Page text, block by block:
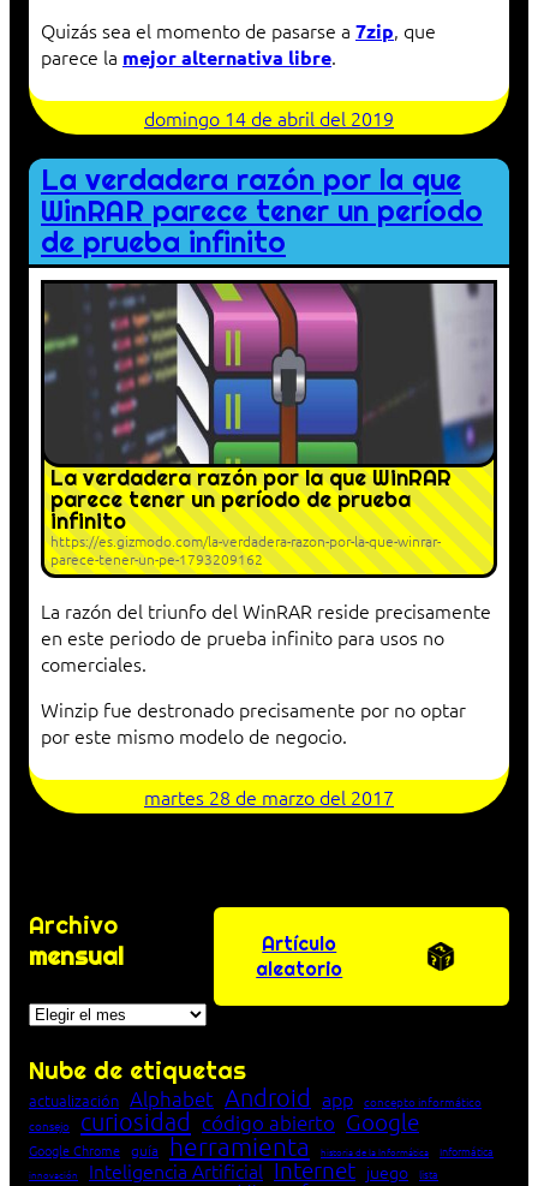
Quizás sea el momento de pasarse a 7zip, que
parece la mejor alternativa libre.
domingo 14 de abril del 2019
La verdadera razón por la que
WinRAR parece tener un período
de prueba infinito
La verdadera razón por la que WinRAR
parece tener un período de prueba
infinito
https://es.gizmodo.com/la-verdadera-razon-por-la-que-winrar-
parece-tener-un-pe-1793209162
La razón del triunfo del WinRAR reside precisamente
en este periodo de prueba infinito para usos no
comerciales.
Winzip fue destronado precisamente por no optar
por este mismo modelo de negocio.
martes 28 de marzo del 2017
Archivo
mensual
Archivos
Artículo
aleatorio
Nube de etiquetas
actualización Alphabet Android app concepto informático
consejo
curiosidad código abierto Google
Google Chrome guía herramienta historia de la Informática Informática
innovación Inteligencia Artificial Internet juego lista